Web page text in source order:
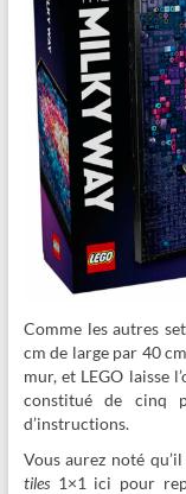
Comme les autres
cm de large par 40
mur, et LEGO laisse
constitué de cinq
d’instructions.
Vous aurez noté
tiles1×1 ici pour